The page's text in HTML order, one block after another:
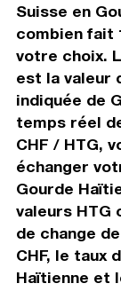
Suisse en
combien fait
votre choix.
est la valeur
indiquée de
temps réel
CHF / HTG,
échanger
Gourde
valeurs HTG
de change
CHF, le taux
Haïtienne et